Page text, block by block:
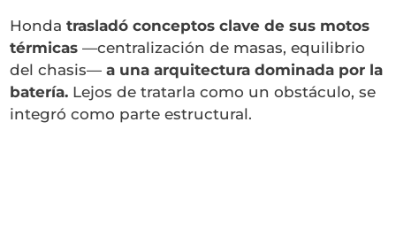
Hondatrasladó conceptos clave de sus motos
térmicas —centralización de masas, equilibrio
del chasis— a una arquitectura dominada por la
batería. Lejos de tratarla como un obstáculo, se
integró como parte estructural.